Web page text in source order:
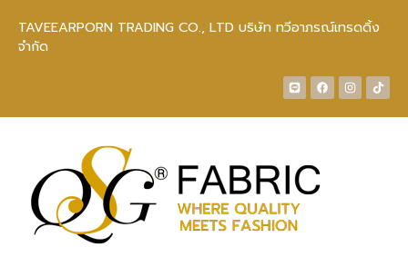
TAVEEARPORN TRADING CO., LTD บริษัท ทวีอาภรณ์เทรดดิ้ง
จำกัด